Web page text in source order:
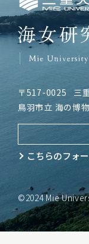
〒517-0025
三
鳥羽市立 海の博
こちらのフォ
©2024 Mie